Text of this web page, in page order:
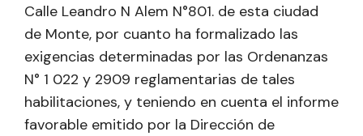
Calle Leandro N Alem N°801. de esta ciudad
de Monte, por cuanto ha formalizado las
exigencias determinadas por las Ordenanzas
N° 1 022 y 2909 reglamentarias de tales
habilitaciones, y teniendo en cuenta el informe
favorable emitido por la Dirección de